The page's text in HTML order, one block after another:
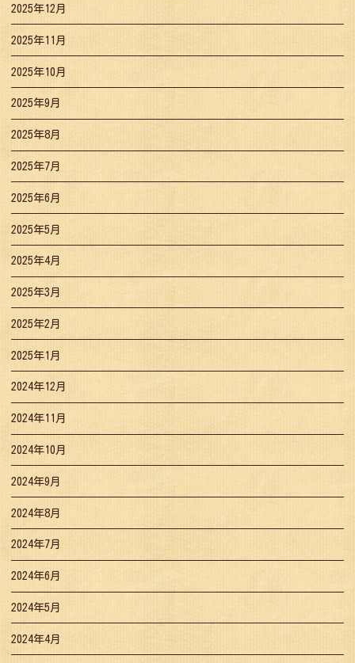
2025年12月
2025年11月
2025年10月
2025年9月
2025年8月
2025年7月
2025年6月
2025年5月
2025年4月
2025年3月
2025年2月
2025年1月
2024年12月
2024年11月
2024年10月
2024年9月
2024年8月
2024年7月
2024年6月
2024年5月
2024年4月